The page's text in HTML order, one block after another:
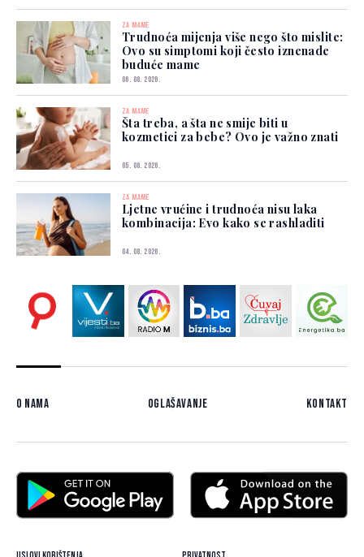
ZA MAME
Trudnoća mijenja više nego što mislite:
Ovo su simptomi koji često iznenade
buduće mame
06. 08. 2026.
ZA MAME
Šta treba, a šta ne smije biti u
kozmetici za bebe? Ovo je važno znati
05. 08. 2026.
ZA MAME
Ljetne vrućine i trudnoća nisu laka
kombinacija: Evo kako se rashladiti
04. 08. 2026.
O nama Oglašavanje Kontakt